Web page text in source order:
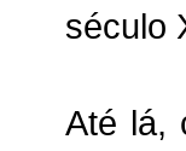
século
Até lá,